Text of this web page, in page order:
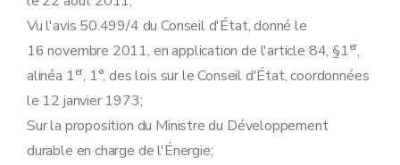
Vu l'avis 50.499/4 du Conseil d'État, donné le
16 novembre 2011, en application de l'article 84, §1er,
alinéa 1er, 1°, des lois sur le Conseil d'État, coordonnées
le 12 janvier 1973;
Sur la proposition du Ministre du Développement
durable en charge de l'Énergie;